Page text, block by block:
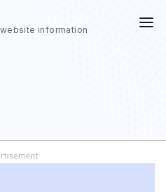
information